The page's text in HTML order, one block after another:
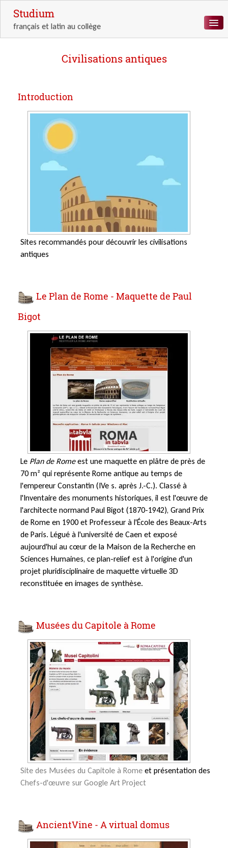
Studium
français et latin au collège
LANGUE
LATIN
ANTIQUITÉ
RESSOURCES
Civilisations antiques
Introduction
Sites recommandés pour découvrir les civilisations
antiques
Le Plan de Rome - Maquette de Paul
Bigot
Le Plan de Romeest une maquette en plâtre de près de
70 m² qui représente Rome antique au temps de
l'empereur Constantin (IVe s. après J.-C.). Classé à
l'Inventaire des monuments historiques, il est l'œuvre de
l'architecte normand Paul Bigot (1870-1942), Grand Prix
de Rome en 1900 et Professeur à l'École des Beaux-Arts
de Paris. Légué à l'université de Caen et exposé
aujourd'hui au cœur de la Maison de la Recherche en
Sciences Humaines, ce plan-relief est à l'origine d'un
projet pluridisciplinaire de maquette virtuelle 3D
reconstituée en images de synthèse.
Musées du Capitole à Rome
Site des Musées du Capitole à Rome et présentation des
Chefs-d'œuvre sur Google Art Project
AncientVine - A virtual domus